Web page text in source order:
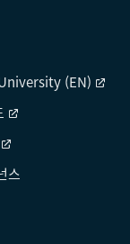
(EN)
스